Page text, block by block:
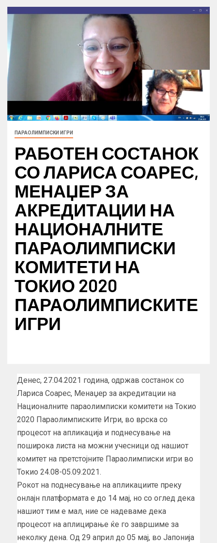
ПАРАОЛИМПИСКИ ИГРИ
РАБОТЕН СОСТАНОК
СО ЛАРИСА СОАРЕС,
МЕНАЏЕР ЗА
АКРЕДИТАЦИИ НА
НАЦИОНАЛНИТЕ
ПАРАОЛИМПИСКИ
КОМИТЕТИ НА
ТОКИО 2020
ПАРАОЛИМПИСКИТЕ
ИГРИ
Денес, 27.04.2021 година, одржав состанок со
Лариса Соарес, Менаџер за акредитации на
Националните параолимписки комитети на Токио
2020 Параолимписките Игри, во врска со
процесот на апликација и поднесување на
поширока листа на можни учесници од нашиот
комитет на претстојните Параолимписки игри во
Токио 24.08-05.09.2021.
Рокот на поднесување на апликациите преку
онлајн платформата е до 14 мај, но со оглед дека
нашиот тим е мал, ние се надеваме дека
процесот на аплицирање ќе го завршиме за
неколку дена. Од 29 април до 05 мај, во Јапонија